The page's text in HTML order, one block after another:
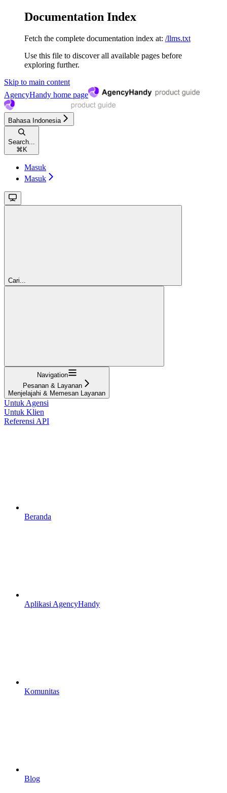
Documentation Index
Fetch the complete documentation index at: /llms.txt
Use this file to discover all available pages before
exploring further.
Skip to main content
AgencyHandy home page
Bahasa Indonesia
Search...
⌘ K
Masuk
Masuk
Cari...
Navigation
Pesanan & Layanan
Menjelajahi & Memesan Layanan
Untuk Agensi
Untuk Klien
Referensi API
Beranda
Aplikasi AgencyHandy
Komunitas
Blog